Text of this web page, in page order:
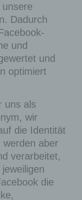
Dadurch
und
und
optimiert
uns als
wir
die Identität
werden aber
verarbeitet,
die